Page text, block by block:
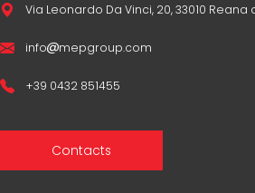
Via Leonardo Da Vinci, 20, 33010 Reana
info mepgroup.com
+39 0432 851455
Contacts